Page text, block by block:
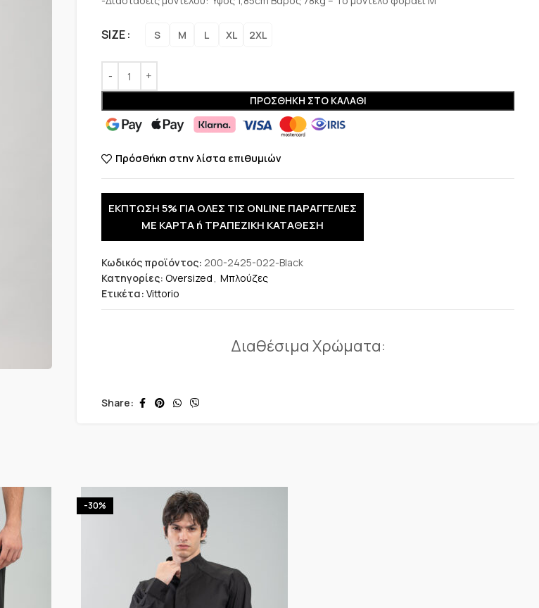
SIZE S M L XL 2XL
ΠΡΟΣΘΉΚΗ ΣΤΟ ΚΑΛΆΘΙ
Πρόσθήκη στην λίστα επιθυμιών
ΕΚΠΤΩΣΗ 5% ΓΙΑ ΟΛΕΣ ΤΙΣ ONLINE ΠΑΡΑΓΓΕΛΙΕΣ
ΜΕ ΚΑΡΤΑ ή ΤΡΑΠΕΖΙΚΗ ΚΑΤΑΘΕΣΗ
Κωδικός προϊόντος: 200-2425-022-Black
Κατηγορίες: Oversized , Μπλούζες
Ετικέτα: Vittorio
Διαθέσιμα Χρώματα:
Share:
-30%